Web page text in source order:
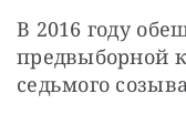
В 2016 году
предвыборной
седьмого